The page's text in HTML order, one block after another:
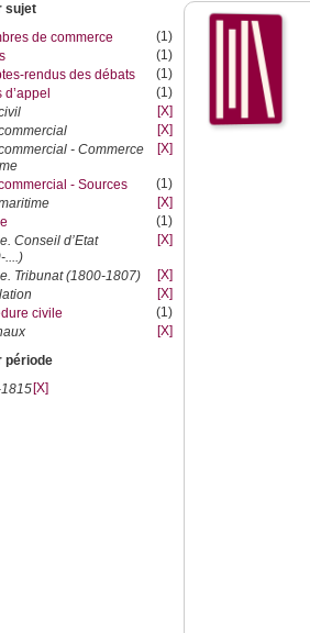
sujet
de commerce
(1)
(1)
rendus des débats
(1)
(1)
[X]
[X]
- Commerce
[X]
- Sources
(1)
[X]
(1)
Conseil d’Etat
....)
[X]
Tribunat (1800-1807)
[X]
[X]
civile
(1)
[X]
période
[X]